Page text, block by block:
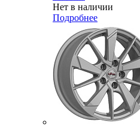
Нет в наличии
Подробнее